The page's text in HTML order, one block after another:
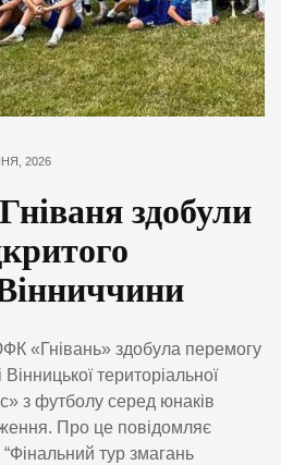
2026
здобули
«Гнівань» здобула перемогу
територіальної
з футболу серед юнаків
Про це повідомляє
тур змагань